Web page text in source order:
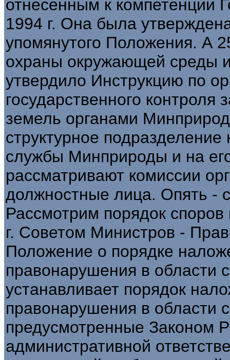
отнесенным к компетенции
1994 г. Она была
упомянутого Положения. А
охраны окружающей среды
утвердило Инструкцию по
государственного
земель органами
структурное
службы Минприроды и на
рассматривают комиссии
должностные лица. Опять -
Рассмотрим порядок
г. Советом Министров -
Положение о порядке
правонарушения в области
устанавливает порядок
правонарушения в области
предусмотренные Законом
административной